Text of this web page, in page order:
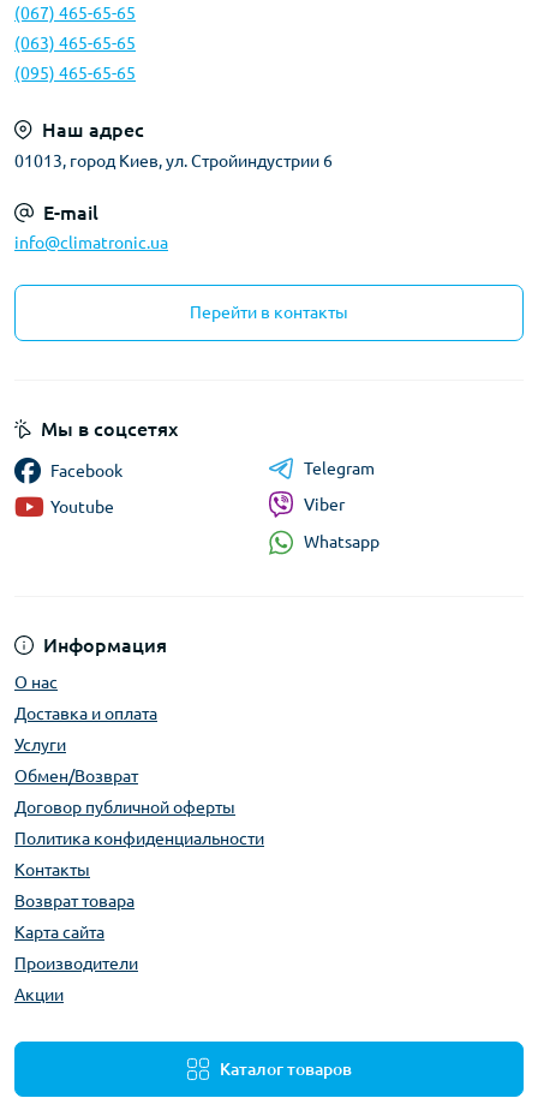
(067) 465-65-65
(063) 465-65-65
(095) 465-65-65
Наш адрес
01013, город Киев, ул. Стройиндустрии 6
E-mail
info@climatronic.ua
Перейти в контакты
Информация
О нас
Доставка и оплата
Услуги
Обмен/Возврат
Договор публичной оферты
Политика конфиденциальности
Контакты
Возврат товара
Карта сайта
Производители
Акции
Каталог товаров
Мы в соцсетях
Facebook
Youtube
Telegram
Viber
Whatsapp